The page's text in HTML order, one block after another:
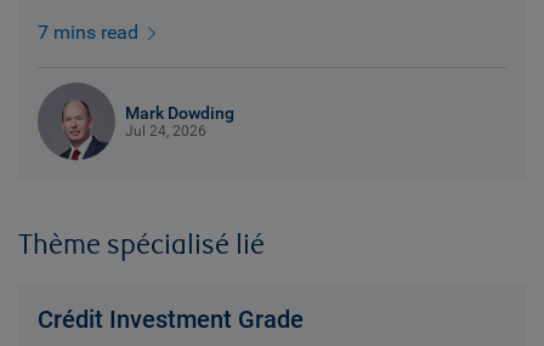
7 mins read
Mark Dowding
Jul 24, 2026
Thème spécialisé lié
Crédit Investment Grade